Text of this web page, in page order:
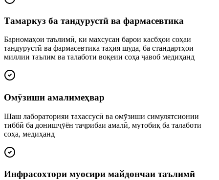
Тамаркуз ба тандурустӣ ва фармасевтика
Барномаҳои таълимӣ, ки махсусан барои касбҳои соҳаи
тандурустӣ ва фармасевтика таҳия шуда, ба стандартҳои
миллии таълим ва талаботи воқеии соҳа ҷавоб медиҳанд
Омӯзиши амалимеҳвар
Шаш лабораторияи тахассусӣ ва омӯзиши симулятсионии
тиббӣ ба донишҷӯён таҷрибаи амалӣ, мутобиқ ба талаботи
соҳа, медиҳанд
Инфрасохтори муосири майдончаи таълимӣ